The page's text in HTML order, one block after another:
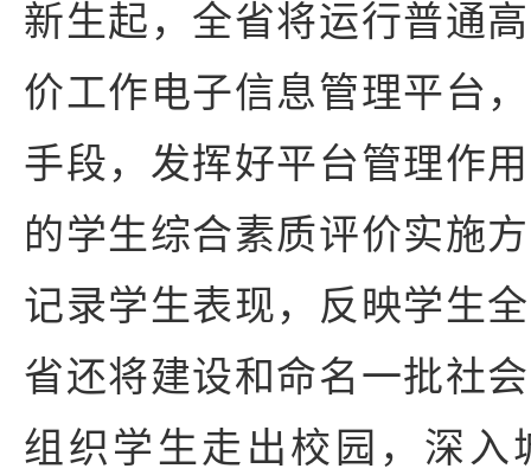
新生起，全省将运行普通
价工作电子信息管理平台
手段，发挥好平台管理作
的学生综合素质评价实施
记录学生表现，反映学生
省还将建设和命名一批社
组织学生走出校园，深入